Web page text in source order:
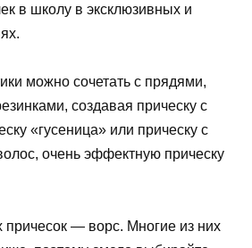
в школу в эксклюзивных и
можно сочетать с прядями,
создавая прическу с
«гусеница» или прическу с
очень эффектную прическу
причесок — ворс. Многие из них